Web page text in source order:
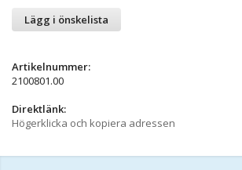
Lägg i önskelista
Artikelnummer:
2100801.00
Direktlänk:
Högerklicka och kopiera adressen